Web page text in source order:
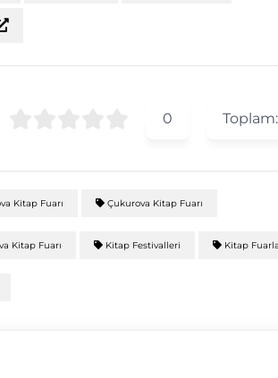
0 Toplam:
Kitap Fuarı Çukurova Kitap Fuarı
Kitap Fuarı Kitap Festivalleri Kitap